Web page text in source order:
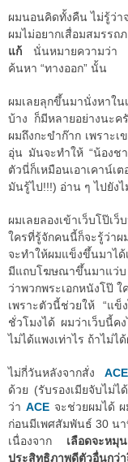
ผมนอนคิดทั้งคืน ไม่รู้ว่า
ผมไม่อยากเสื่อมสมรร
แก้ นั่นหมายความว่า
ค้นหา “ทางออก” นั้น
ผมเลยลุกขึ้นมานั่งหาใ
บ้าง ก็มีหลายอย่างนะค
ผมถึงกะขำก๊าก เพราะ
อุ่น มันจะทำให้ “น้องช
ตัวนี่ก็เหมือนเอาเคาน์เ
มันรู้ไป!!!) อ่าน ๆ ไปยัง
ผมเลยลองเข้าเว็บโป๊
ใครที่รู้จักคนนี้ก็จะรู้ว่าผ
จะทำให้ผมแข็งขึ้นมาไ
มีแถบโฆษณาขึ้นมาแว่บ
ว่าพวกพระเอกหนังโป๊
เพราะตัวนี้ช่วยให้ “แ
ชั่วโมงได้ ผมว่าเว็บนี้ค
ไม่ได้แพงเท่าไร ถ้าไม่ไ
ไม่กี่วันหลังจากสั่ง ACE
ด้วย (รับรองเมียจับไม่
ว่า ACEจะช่วยผมได้ ผ
ก่อนมีเพศสัมพันธ์ 30 น
เนื่องจาก เลือดจะห
ประสิทธิภาพดีตัวอื่นกว่า